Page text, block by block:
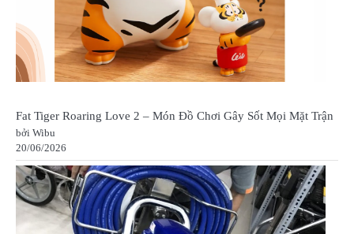
Fat Tiger Roaring Love 2 – Món Đồ Chơi Gây Sốt Mọi Mặt Trận
bởi Wibu
20/06/2026